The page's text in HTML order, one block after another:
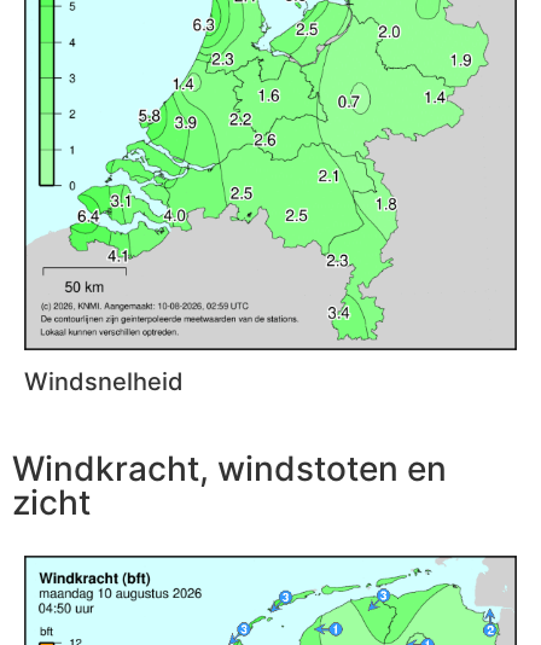
Windsnelheid
Windkracht, windstoten en
zicht